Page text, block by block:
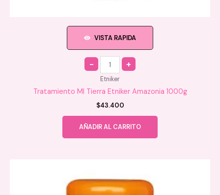
VISTA RAPIDA
Quantity
Etniker
Tratamiento MI Tierra Etniker Amazonia 1000g
$43.400
AÑADIR AL CARRITO